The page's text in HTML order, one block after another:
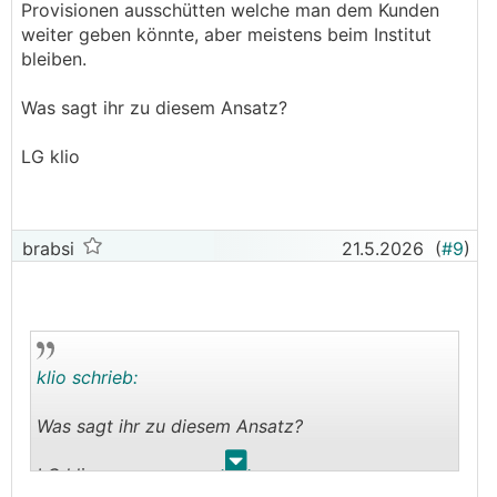
Provisionen ausschütten welche man dem Kunden
weiter geben könnte, aber meistens beim Institut
bleiben.
Was sagt ihr zu diesem Ansatz?
LG klio
brabsi 21.5.2026 (#9)
. .
klio schrieb:
Was sagt ihr zu diesem Ansatz?
LG klio